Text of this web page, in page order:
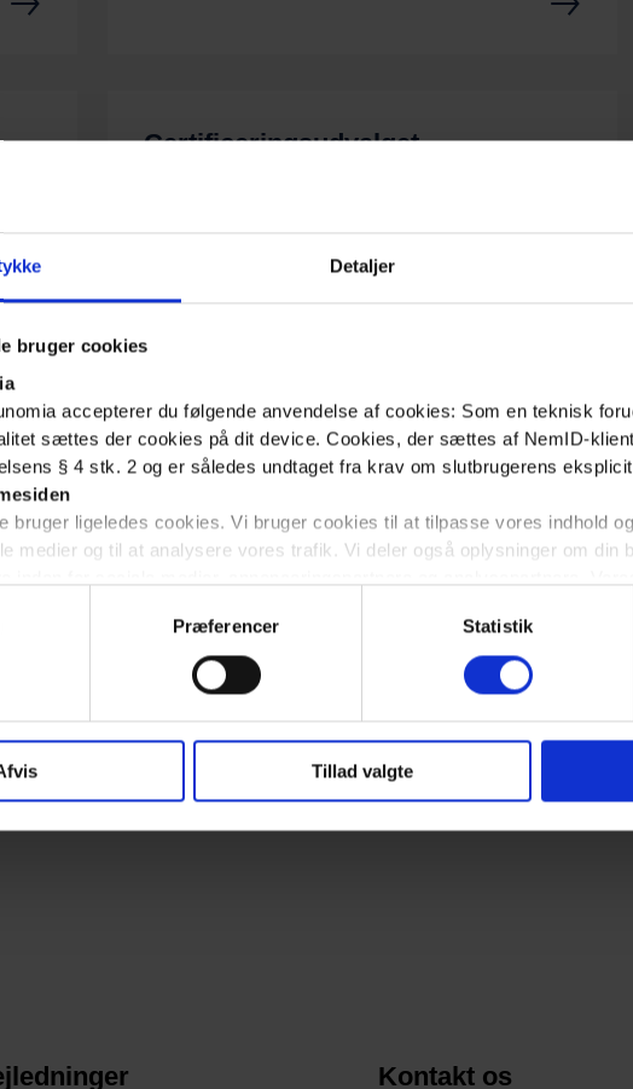
Detaljer
bruger cookies
accepterer du følgende anvendelse af cookies: Som en teknisk
sættes der cookies på dit device. Cookies, der sættes af NemID-
§ 4 stk. 2 og er således undtaget fra krav om slutbrugerens
bruger ligeledes cookies. Vi bruger cookies til at tilpasse vores indhold
medier og til at analysere vores trafik. Vi deler også oplysninger om din
Præferencer Statistik
Tillad valgte
Certificeringsudvalget
og
Kontakt os